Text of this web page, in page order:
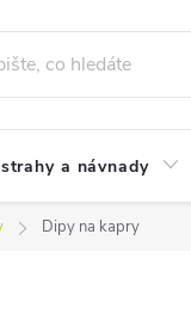
a návnady
Dipy na kapry